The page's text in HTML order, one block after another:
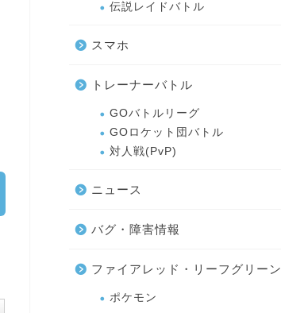
伝説レイドバトル
スマホ
トレーナーバトル
GOバトルリーグ
GOロケット団バトル
対人戦(PvP)
ニュース
バグ・障害情報
ファイアレッド・リーフグリーン
ポケモン